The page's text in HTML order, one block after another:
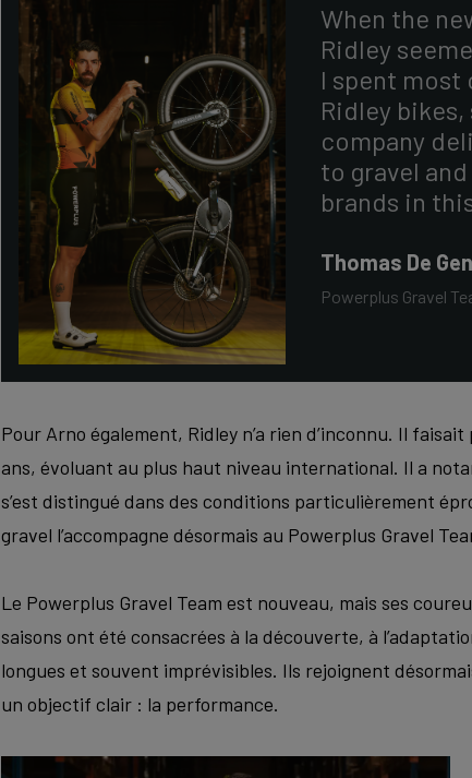
When the
Ridley
I spent most
Ridley
company
to gravel
brands in
Thomas De
Powerplus Gravel
Pour Arno également, Ridley n’a rien d’inconnu. Il
ans, évoluant au plus haut niveau international. Il a
s’est distingué dans des conditions particulièrement
gravel l’accompagne désormais au Powerplus Gravel
Le Powerplus Gravel Team est nouveau, mais ses
saisons ont été consacrées à la découverte, à
longues et souvent imprévisibles. Ils rejoignent
un objectif clair : la performance.